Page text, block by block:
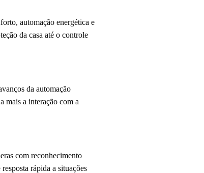
automação energética e
da casa até o controle
da automação
mais a interação com a
com reconhecimento
rápida a situações